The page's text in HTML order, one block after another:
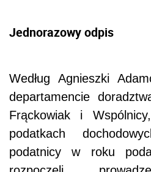
Jednorazowy odpis
Według Agnieszki
departamencie
Frąckowiak i
podatkach
podatnicy w roku